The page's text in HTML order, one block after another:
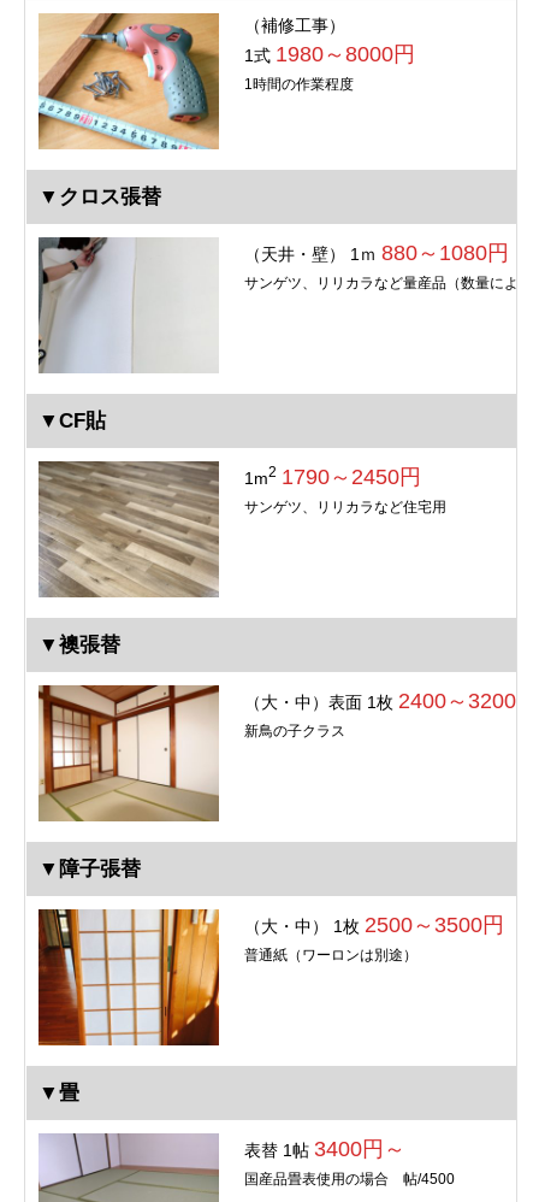
（補修工事）
1式 1980～8000円
1時間の作業程度
▼クロス張替
（天井・壁） 1ｍ 880～1080円
サンゲツ、リリカラなど量産品（数量により
▼CF貼
1m2 1790～2450円
サンゲツ、リリカラなど住宅用
▼襖張替
（大・中）表面 1枚 2400～3200円
新鳥の子クラス
▼障子張替
（大・中） 1枚 2500～3500円
普通紙（ワーロンは別途）
▼畳
表替 1帖 3400円～
国産品畳表使用の場合 帖/4500